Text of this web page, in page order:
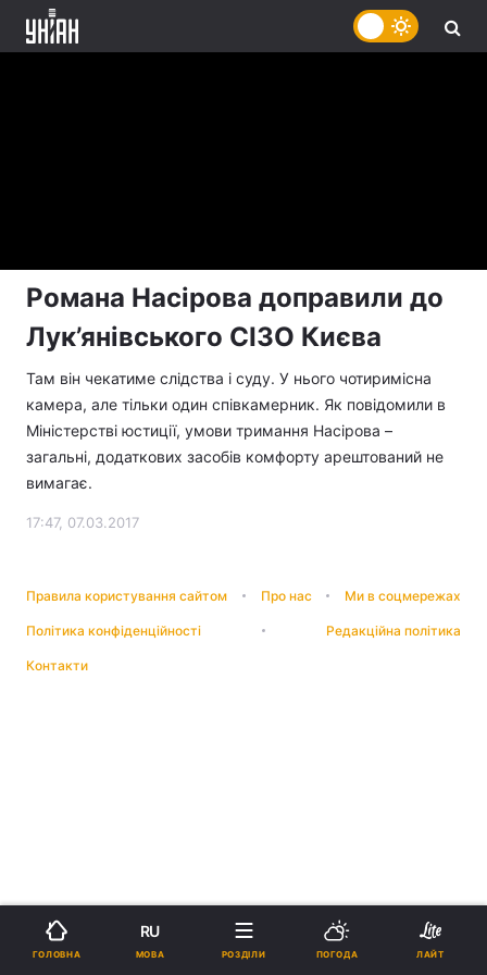
Романа Насірова доправили до
Лук’янівського СІЗО Києва
Там він чекатиме слідства і суду. У нього чотиримісна
камера, але тільки один співкамерник. Як повідомили в
Міністерстві юстиції, умови тримання Насірова –
загальні, додаткових засобів комфорту арештований не
вимагає.
17:47, 07.03.2017
Правила користування сайтом Про нас Ми в соцмережах
Політика конфіденційності Редакційна політика
Контакти
ГОЛОВНА
RU
МОВА РОЗДІЛИ ПОГОДА ЛАЙТ